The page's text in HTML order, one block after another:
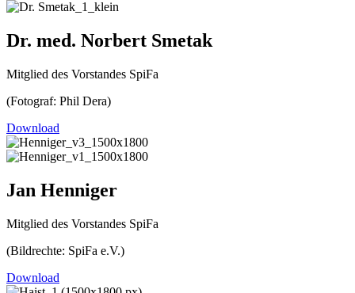
Dr. med. Norbert Smetak
Mitglied des Vorstandes SpiFa
(Fotograf: Phil Dera)
Download
Jan Henniger
Mitglied des Vorstandes SpiFa
(Bildrechte: SpiFa e.V.)
Download